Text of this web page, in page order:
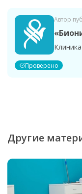
Автор
Проверено
Другие